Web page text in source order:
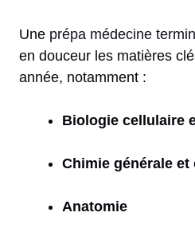
Une prépa médecine
en douceur les matières
année, notamment :
Biologie cellulaire
Chimie générale et
Anatomie